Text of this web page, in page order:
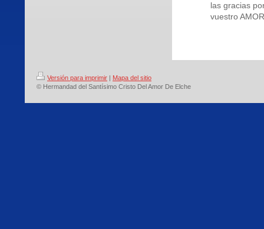
las gracias
vuestro
Versión para imprimir | Mapa del sitio
© Hermandad del Santísimo Cristo Del Amor De Elche